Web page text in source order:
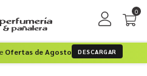
0
Ofertas de Agosto DESCARGAR